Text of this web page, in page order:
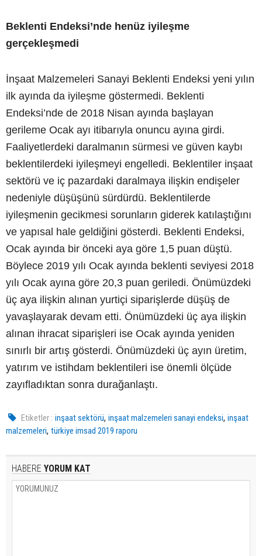
Beklenti Endeksi’nde henüz iyileşme
gerçekleşmedi
İnşaat Malzemeleri Sanayi Beklenti Endeksi yeni yılın
ilk ayında da iyileşme göstermedi. Beklenti
Endeksi’nde de 2018 Nisan ayında başlayan
gerileme Ocak ayı itibarıyla onuncu ayına girdi.
Faaliyetlerdeki daralmanın sürmesi ve güven kaybı
beklentilerdeki iyileşmeyi engelledi. Beklentiler inşaat
sektörü ve iç pazardaki daralmaya ilişkin endişeler
nedeniyle düşüşünü sürdürdü. Beklentilerde
iyileşmenin gecikmesi sorunların giderek katılaştığını
ve yapısal hale geldiğini gösterdi. Beklenti Endeksi,
Ocak ayında bir önceki aya göre 1,5 puan düştü.
Böylece 2019 yılı Ocak ayında beklenti seviyesi 2018
yılı Ocak ayına göre 20,3 puan geriledi. Önümüzdeki
üç aya ilişkin alınan yurtiçi siparişlerde düşüş de
yavaşlayarak devam etti. Önümüzdeki üç aya ilişkin
alınan ihracat siparişleri ise Ocak ayında yeniden
sınırlı bir artış gösterdi. Önümüzdeki üç ayın üretim,
yatırım ve istihdam beklentileri ise önemli ölçüde
zayıfladıktan sonra durağanlaştı.
Etiketler : inşaat sektörü,inşaat malzemeleri sanayi endeksi,inşaat
malzemeleri, türkiye imsad 2019 raporu
HABERE YORUM KAT